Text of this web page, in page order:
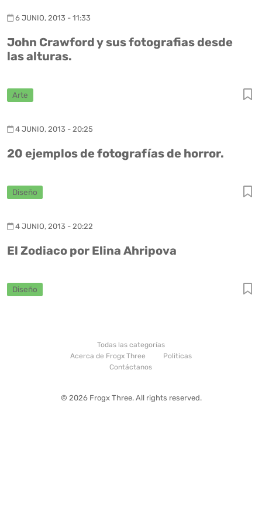
6 JUNIO, 2013 - 11:33
John Crawford y sus fotografias desde
las alturas.
Arte
4 JUNIO, 2013 - 20:25
20 ejemplos de fotografías de horror.
Diseño
4 JUNIO, 2013 - 20:22
El Zodiaco por Elina Ahripova
Diseño
Todas las categorías
Acerca de Frogx Three
Politicas
Contáctanos
© 2026 Frogx Three. All rights reserved.